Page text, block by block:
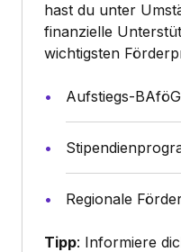
hast du unter
finanzielle
wichtigsten
Aufstiegs-BAföG
Regionale
Tipp: Informiere